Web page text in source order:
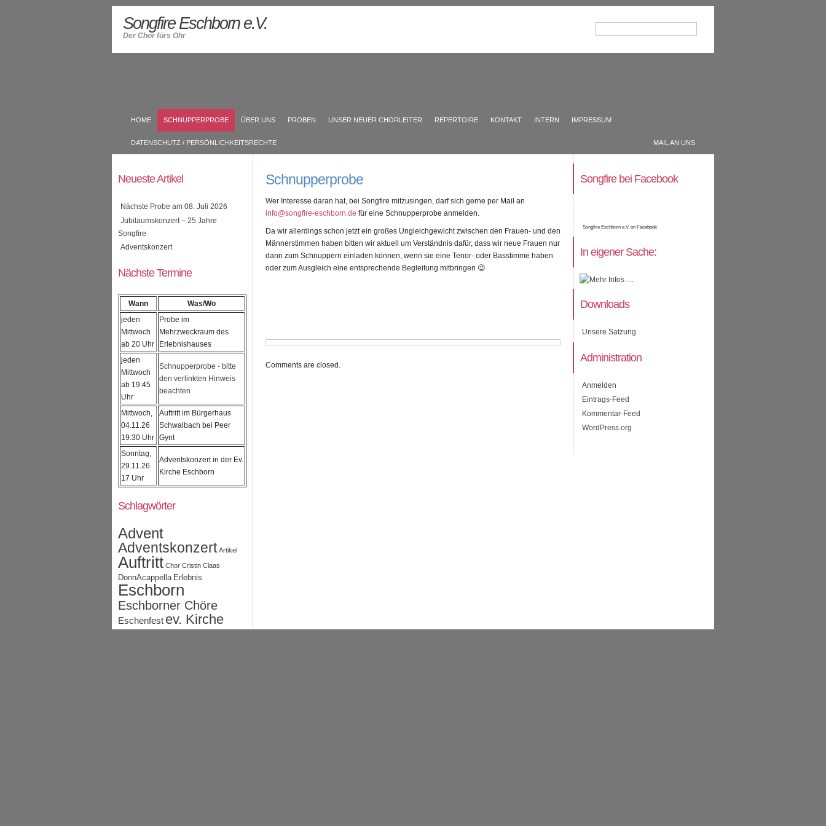
Songfire Eschborn e.V.
Der Chor fürs Ohr
HOME SCHNUPPERPROBE ÜBER UNS PROBEN UNSER NEUER CHORLEITER REPERTOIRE KONTAKT INTERN IMPRESSUM
DATENSCHUTZ / PERSÖNLICHKEITSRECHTE MAIL AN UNS
Schnupperprobe
Wer Interesse daran hat, bei Songfire mitzusingen, darf sich gerne per Mail an
info@songfire-eschborn.de für eine Schnupperprobe anmelden.
Da wir allerdings schon jetzt ein großes Ungleichgewicht zwischen den Frauen- und den
Männerstimmen haben bitten wir aktuell um Verständnis dafür, dass wir neue Frauen nur
dann zum Schnuppern einladen können, wenn sie eine Tenor- oder Basstimme haben
oder zum Ausgleich eine entsprechende Begleitung mitbringen 😉
Comments are closed.
Songfire bei Facebook
Songfire Eschborn e.V. on Facebook
In eigener Sache:
Downloads
Unsere Satzung
Administration
Anmelden
Eintrags-Feed
Kommentar-Feed
WordPress.org
Neueste Artikel
Nächste Probe am 08. Juli 2026
Jubiläumskonzert – 25 Jahre
Songfire
Adventskonzert
Nächste Termine
Wann
Was/Wo
jeden
Mittwoch
ab 20 Uhr
Probe im
Mehrzweckraum des
Erlebnishauses
jeden
Mittwoch
ab 19:45
Uhr
Schnupperprobe - bitte
den verlinkten Hinweis
beachten
Mittwoch,
04.11.26
19:30 Uhr
Auftritt im Bürgerhaus
Schwalbach bei Peer
Gynt
Sonntag,
29.11.26
17 Uhr
Adventskonzert in der Ev.
Kirche Eschborn
Schlagwörter
Advent
Adventskonzert Artikel
Auftritt Chor Cristin Claas
DonnAcappella Erlebnis
Eschborn
Eschborner Chöre
Eschenfest ev. Kirche
Event